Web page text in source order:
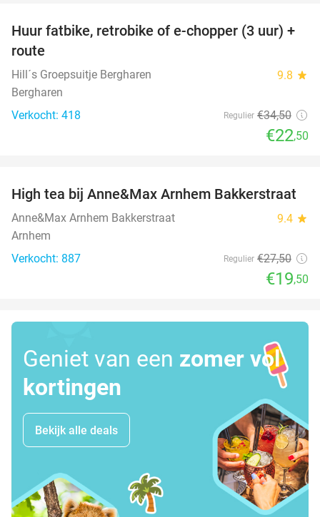
35%
Huur fatbike, retrobike of e-chopper (3 uur) +
route
Hill´s Groepsuitje Bergharen 9.8 star
Bergharen
Verkocht: 418
Regulier €34,50
€22,50
29%
High tea bij Anne&Max Arnhem Bakkerstraat
Anne&Max Arnhem Bakkerstraat 9.4 star
Arnhem
Verkocht: 887
Regulier €27,50
€19,50
Geniet van een zomer vol
kortingen
Bekijk alle deals